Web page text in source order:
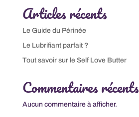
Articles récents
Le Guide du Périnée
Le Lubrifiant parfait ?
Tout savoir sur le Self Love Butter
Commentaires récents
Aucun commentaire à afficher.